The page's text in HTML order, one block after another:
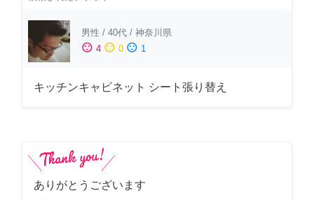
男性 / 40代 / 神奈川県
sentiment_satisfied 4 sentiment_neutral 0 sentiment_dissatisfied 1
キッチンキャビネット シート張り替え
ありがとうございます